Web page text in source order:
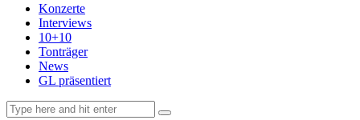
Konzerte
Interviews
10+10
Tonträger
News
GL präsentiert